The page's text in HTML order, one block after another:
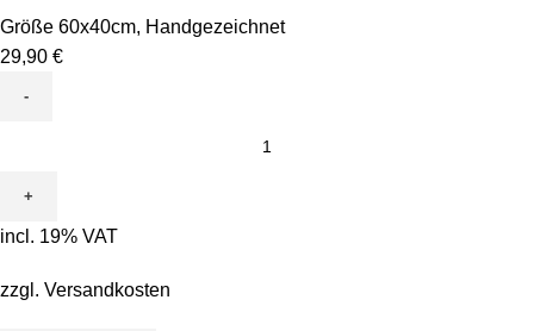
Größe 60x40cm, Handgezeichnet
29,90 €
Ausmalen
-
Tanja
incl. 19% VAT
zzgl. Versandkosten